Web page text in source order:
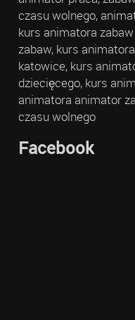
czasu wolnego,
kurs animatora
zabaw, kurs
katowice, kurs
dziecięcego, kurs
animatora animator
czasu wolnego
Facebook